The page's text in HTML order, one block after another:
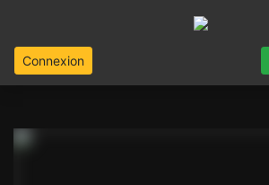
Connexion